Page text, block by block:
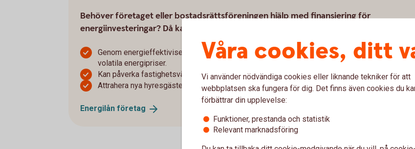
Behöver företaget eller bostadsrättsföreningen hjälp med finansiering för
energiinvesteringar? Då kan Energilån företag vara rätt lösning.
Genom energieffektivisering och övergång till förnybar energi minskar riskerna med
volatila energipriser.
Kan påverka fastighetsvärdet med minskad energiförbrukning.
Attrahera nya hyresgäster med energieffektiva byggnader.
Energilån företag
Våra cookies, ditt
Vi använder nödvändiga cookies eller liknande tekniker för att
webbplatsen ska fungera för dig. Det finns även cookies du
förbättrar din upplevelse:
Funktioner, prestanda och statistik
Relevant marknadsföring